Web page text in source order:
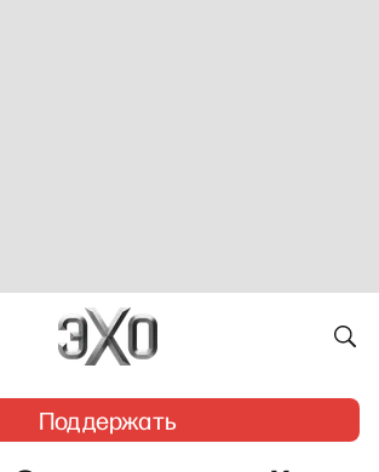
Поддержать